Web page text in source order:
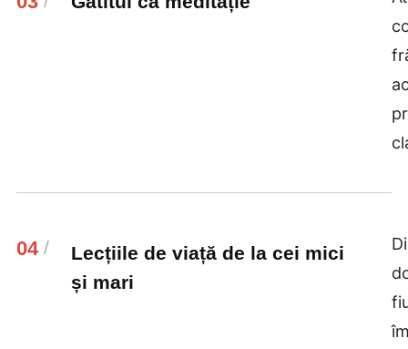
04 /
Lecțiile de viață de la cei mici
și mari